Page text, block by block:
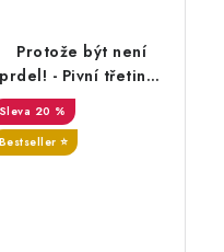
Protože být není
prdel! - Pivní třetinka
0,3 L, se jménem
20 %
Bestseller ⭐️